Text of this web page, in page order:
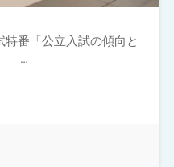
番「公立入試の傾向と
。 …